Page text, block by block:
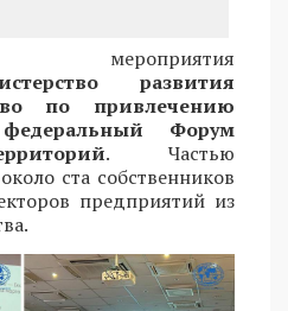
мероприятия
развития
по привлечению
Форум
. Частью
ста собственников
предприятий из